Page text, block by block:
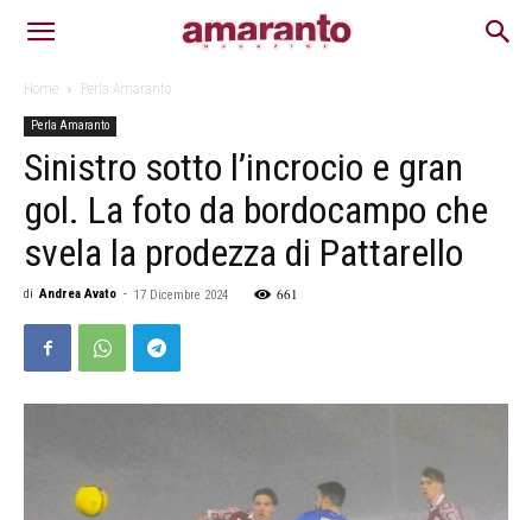
Home Perla Amaranto
Perla Amaranto
Sinistro sotto l’incrocio e gran
gol. La foto da bordocampo che
svela la prodezza di Pattarello
di Andrea Avato - 17 Dicembre 2024 661